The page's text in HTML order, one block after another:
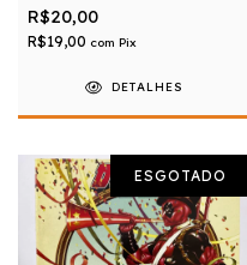
R$20,00
R$19,00 com Pix
DETALHES
ESGOTADO